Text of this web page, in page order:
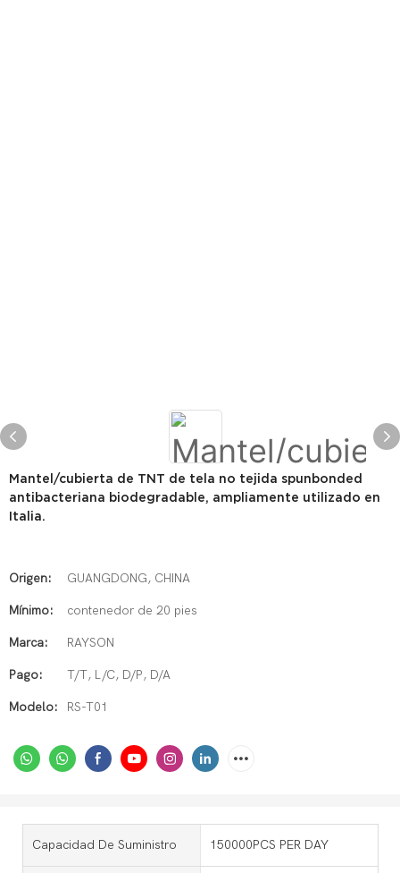
Mantel/cubierta de TNT de tela no tejida spunbonded
antibacteriana biodegradable, ampliamente utilizado en
Italia.
Origen: GUANGDONG, CHINA
Mínimo: contenedor de 20 pies
Marca: RAYSON
Pago: T/T, L/C, D/P, D/A
Modelo: RS-T01
Capacidad De Suministro 150000PCS PER DAY